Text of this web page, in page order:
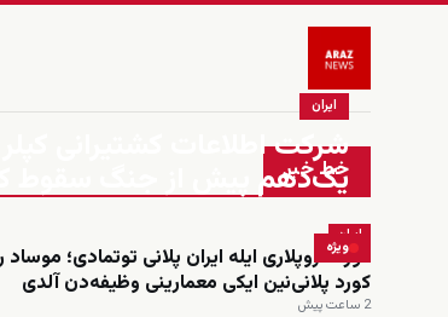
خط خبر
ویژه
ایران
شرکت اطلاعات کشتیرانی کپلر:
یک‌دهم پیش از جنگ سقوط
ایران
کورد قروپلاری ایله ایران پلانی توتمادی؛
کورد پلانی‌نین ایکی معمارینی وظیفه‌دن آلدی
2 ساعت پیش